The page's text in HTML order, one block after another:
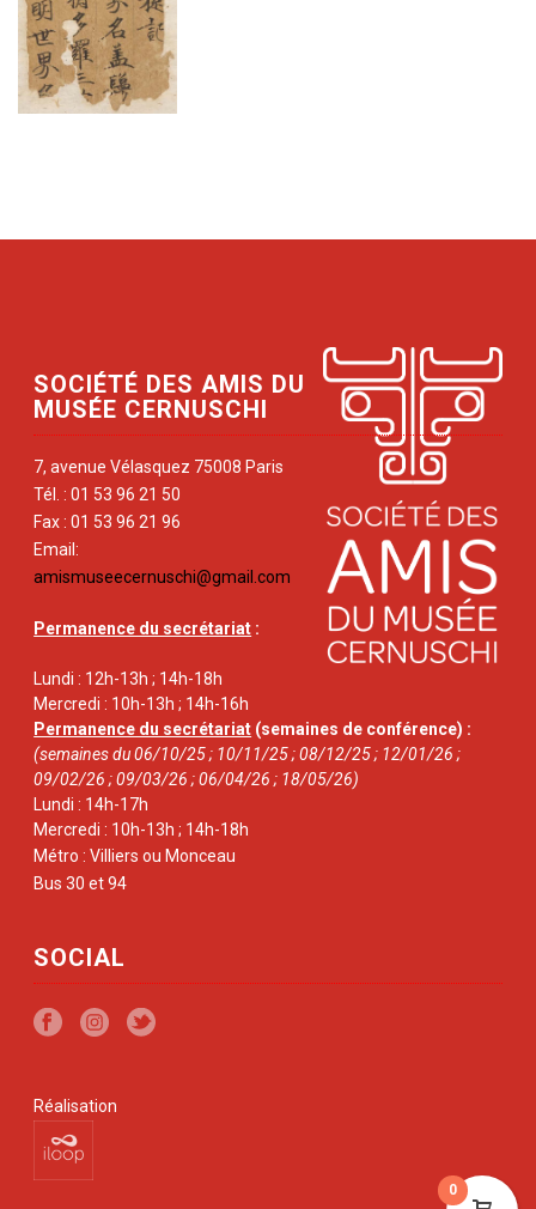
SOCIÉTÉ DES AMIS DU
MUSÉE CERNUSCHI
7, avenue Vélasquez 75008 Paris
Tél. : 01 53 96 21 50
Fax : 01 53 96 21 96
Email:
amismuseecernuschi@gmail.com
Permanence du secrétariat :
Lundi : 12h-13h ; 14h-18h
Mercredi : 10h-13h ; 14h-16h
Permanence du secrétariat (semaines de conférence) :
(semaines du 06/10/25 ; 10/11/25 ; 08/12/25 ; 12/01/26 ;
09/02/26 ; 09/03/26 ; 06/04/26 ; 18/05/26)
Lundi : 14h-17h
Mercredi : 10h-13h ; 14h-18h
Métro : Villiers ou Monceau
Bus 30 et 94
SOCIAL
Réalisation
0